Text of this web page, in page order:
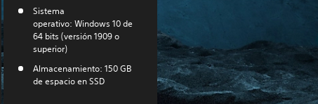
Sistema
operativo: Windows 10 de
64 bits (versión 1909 o
superior)
Almacenamiento: 150 GB
de espacio en SSD